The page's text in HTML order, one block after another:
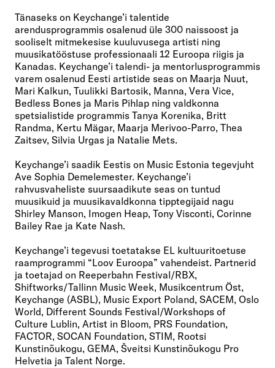
Tänaseks on Keychange’i talentide
arendusprogrammis osalenud üle 300 naissoost ja
sooliselt mitmekesise kuuluvusega artisti ning
muusikatööstuse professionaali 12 Euroopa riigis ja
Kanadas. Keychange’i talendi- ja mentorlusprogrammis
varem osalenud Eesti artistide seas on Maarja Nuut,
Mari Kalkun, Tuulikki Bartosik, Manna, Vera Vice,
Bedless Bones ja Maris Pihlap ning valdkonna
spetsialistide programmis Tanya Korenika, Britt
Randma, Kertu Mägar, Maarja Merivoo-Parro, Thea
Zaitsev, Silvia Urgas ja Natalie Mets.
Keychange’i saadik Eestis on Music Estonia tegevjuht
Ave Sophia Demelemester. Keychange’i
rahvusvaheliste suursaadikute seas on tuntud
muusikuid ja muusikavaldkonna tipptegijaid nagu
Shirley Manson, Imogen Heap, Tony Visconti, Corinne
Bailey Rae ja Kate Nash.
Keychange’i tegevusi toetatakse EL kultuuritoetuse
raamprogrammi “Loov Euroopa” vahendeist. Partnerid
ja toetajad on Reeperbahn Festival/RBX,
Shiftworks/Tallinn Music Week, Musikcentrum Öst,
Keychange (ASBL), Music Export Poland, SACEM, Oslo
World, Different Sounds Festival/Workshops of
Culture Lublin, Artist in Bloom, PRS Foundation,
FACTOR, SOCAN Foundation, STIM, Rootsi
Kunstinõukogu, GEMA, Šveitsi Kunstinõukogu Pro
Helvetia ja Talent Norge.